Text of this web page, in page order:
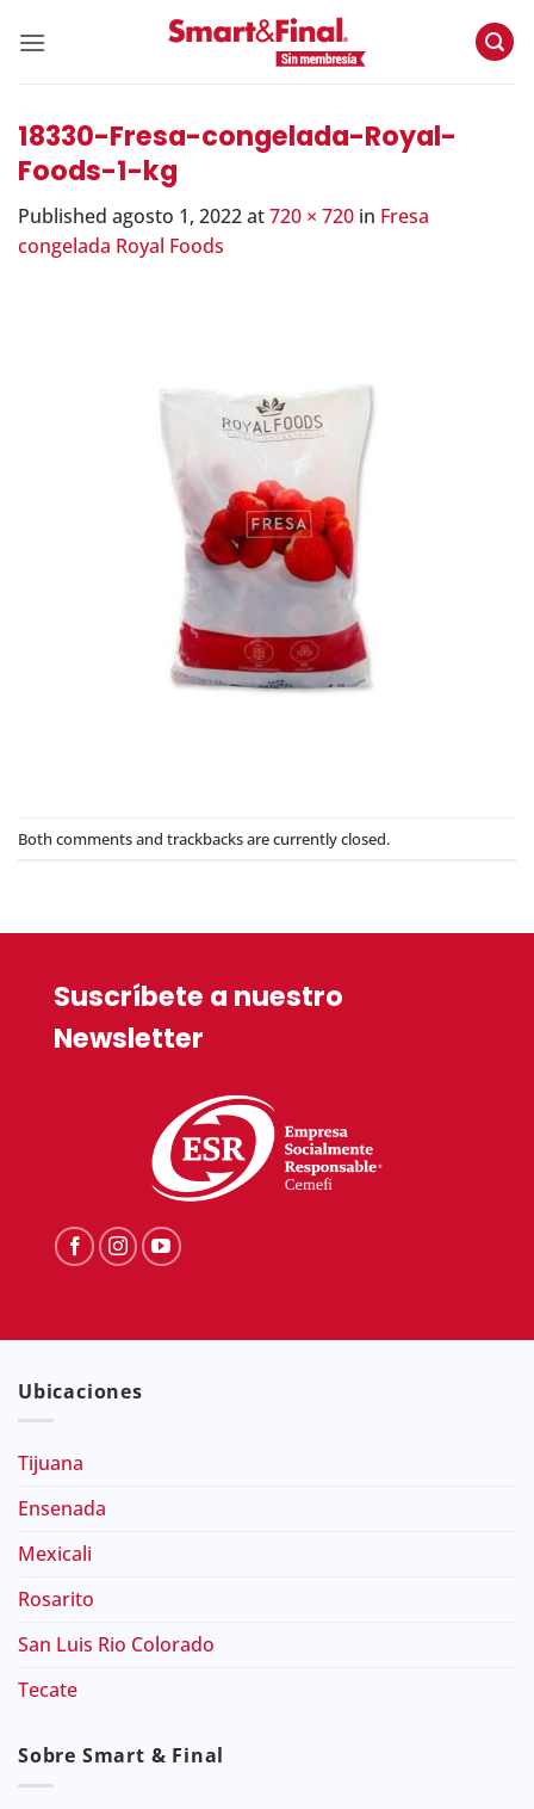
18330-Fresa-congelada-Royal-
Foods-1-kg
Published agosto 1, 2022at720 × 720 in Fresa
congelada Royal Foods
Both comments and trackbacks are currently closed.
Suscríbete a nuestro
Newsletter
Ubicaciones
Tijuana
Ensenada
Mexicali
Rosarito
San Luis Rio Colorado
Tecate
Sobre Smart & Final